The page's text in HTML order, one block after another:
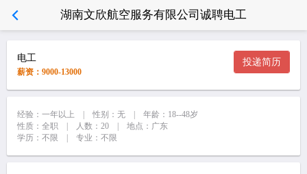
湖南文欣航空服务有限公司诚聘电工
电工 投递简历
薪资：9000-13000
经验：一年以上 | 性别：无 | 年龄：18--48岁
性质：全职 | 人数：20 | 地点：广东
学历：不限 | 专业：不限